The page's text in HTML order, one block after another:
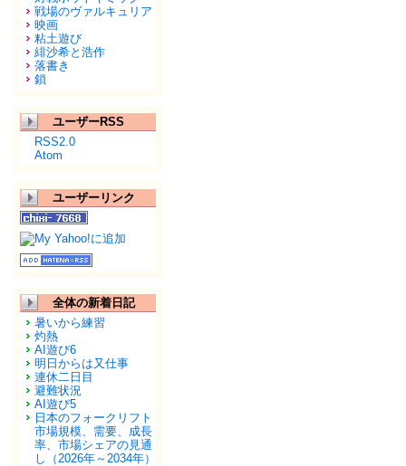
戦場のヴァルキュリア
映画
粘土遊び
緋沙希と浩作
落書き
鎖
ユーザーRSS
RSS2.0
Atom
ユーザーリンク
全体の新着日記
暑いから練習
灼熱
AI遊び6
明日からは又仕事
連休二日目
避難状況
AI遊び5
日本のフォークリフト
市場規模、需要、成長
率、市場シェアの見通
し（2026年～2034年）